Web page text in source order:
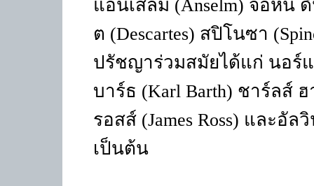
แอนเสล์ม (Anselm) จอห์น ดั
ต (Descartes) สปิโนซา
ปรัชญาร่วมสมัยได้แก่ นอร์แ
บาร์ธ (Karl Barth) ชาร์ลส์ ฮ
รอสส์ (James Ross) และอั
เป็นต้น